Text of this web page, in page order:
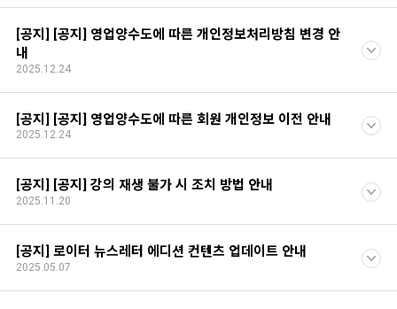
[공지] [공지] 영업양수도에 따른 개인정보처리방침 변경 안
내
2025.12.24
[공지] [공지] 영업양수도에 따른 회원 개인정보 이전 안내
2025.12.24
[공지] [공지] 강의 재생 불가 시 조치 방법 안내
2025.11.20
[공지] 로이터 뉴스레터 에디션 컨텐츠 업데이트 안내
2025.05.07